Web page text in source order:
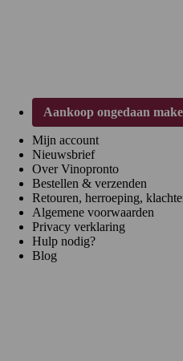
Aankoop ongedaan
Mijn account
Nieuwsbrief
Over Vinopronto
Bestellen & verzenden
Retouren, herroeping,
Algemene voorwaarden
Privacy verklaring
Hulp nodig?
Blog